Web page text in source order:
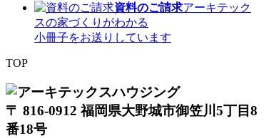
資料のご請求アーキテック
スの家づくりがわかる
小冊子をお送りしています
TOP
〒 816-0912 福岡県大野城市御笠川5丁目8
番18号